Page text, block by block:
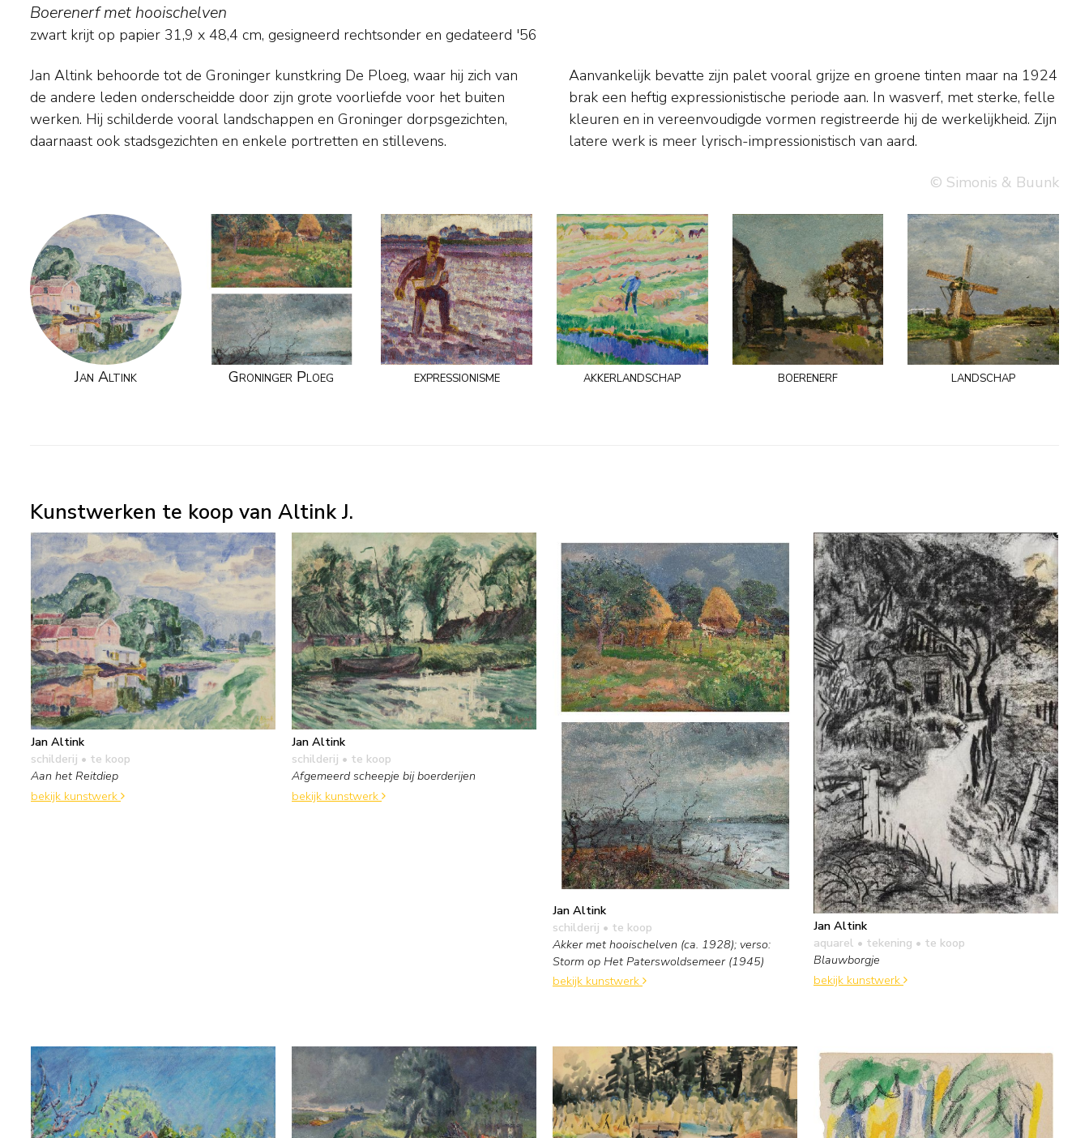
Boerenerf met hooischelven
zwart krijt op papier 31,9 x 48,4 cm, gesigneerd rechtsonder en gedateerd '56
Jan Altink behoorde tot de Groninger kunstkring De Ploeg, waar hij zich van
de andere leden onderscheidde door zijn grote voorliefde voor het buiten
werken. Hij schilderde vooral landschappen en Groninger dorpsgezichten,
daarnaast ook stadsgezichten en enkele portretten en stillevens.
Aanvankelijk bevatte zijn palet vooral grijze en groene tinten maar na 1924
brak een heftig expressionistische periode aan. In wasverf, met sterke, felle
kleuren en in vereenvoudigde vormen registreerde hij de werkelijkheid. Zijn
latere werk is meer lyrisch-impressionistisch van aard.
© Simonis & Buunk
Jan Altink Groninger Ploeg expressionisme akkerlandschap boerenerf landschap
Kunstwerken te koop van Altink J.
Jan Altink
schilderij • te koop
Aan het Reitdiep
bekijk kunstwerk
Jan Altink
schilderij • te koop
Afgemeerd scheepje bij boerderijen
bekijk kunstwerk
Jan Altink
schilderij • te koop
Akker met hooischelven (ca. 1928); verso:
Storm op Het Paterswoldsemeer (1945)
bekijk kunstwerk
Jan Altink
aquarel • tekening • te koop
Blauwborgje
bekijk kunstwerk